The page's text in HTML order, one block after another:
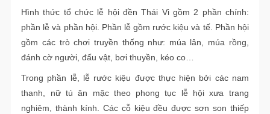
Hình thức tổ chức lễ hội đền Thái Vi gồm 2 phần chính:
phần lễ và phần hội. Phần lễ gồm rước kiệu và tế. Phần hội
gồm các trò chơi truyền thống như: múa lân, múa rồng,
đánh cờ người, đấu vật, bơi thuyền, kéo co…
Trong phần lễ, lễ rước kiệu được thực hiện bởi các nam
thanh, nữ tú ăn mặc theo phong tục lễ hội xưa trang
nghiêm, thành kính. Các cỗ kiệu đều được sơn son thiếp